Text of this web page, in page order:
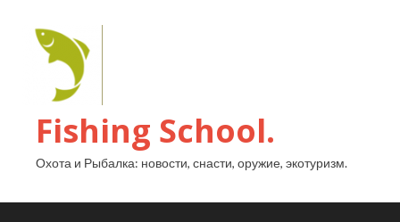
Fishing School.
Охота и Рыбалка: новости, снасти, оружие, экотуризм.